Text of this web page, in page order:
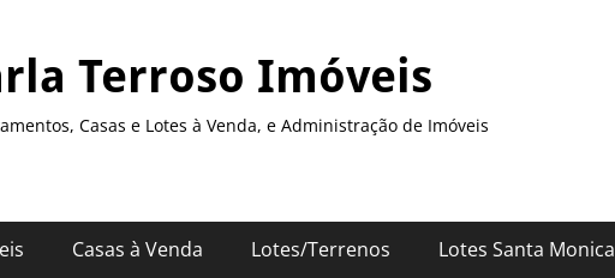
Terroso Imóveis
Casas e Lotes à Venda, e Administração de Imóveis
Casas à Venda Lotes/Terrenos Lotes Santa Monica